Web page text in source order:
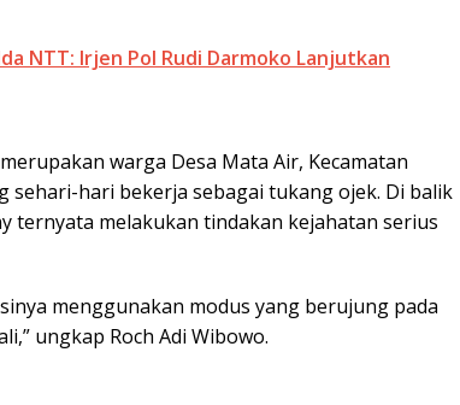
NTT: Irjen Pol Rudi Darmoko Lanjutkan
warga Desa Mata Air, Kecamatan
sehari-hari bekerja sebagai tukang ojek. Di balik
ternyata melakukan tindakan kejahatan serius
menggunakan modus yang berujung pada
ungkap Roch Adi Wibowo.